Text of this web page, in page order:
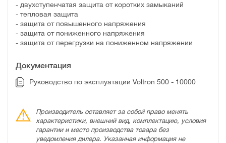
- двухступенчатая защита от коротких замыканий
- тепловая защита
- защита от повышенного напряжения
- защита от пониженного напряжения
- защита от перегрузки на пониженном напряжении
Документация
Руководство по эксплуатации Voltron 500 - 10000
Производитель оставляет за собой право менять
характеристики, внешний вид, комплектацию, условия
гарантии и место производства товара без
уведомления дилера. Указанная информация не